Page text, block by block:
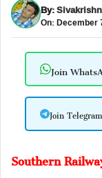
By:
On: December
Join
Join Telegram
Southern